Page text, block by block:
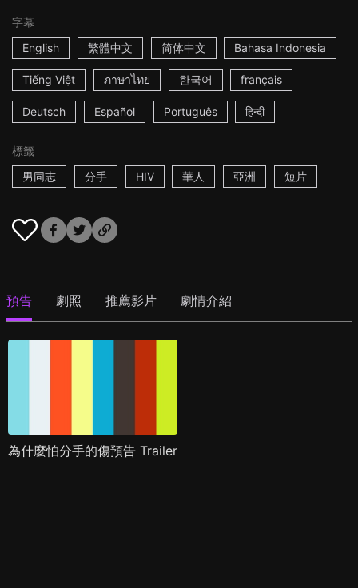
字幕
English
繁體中文 简体中文 Bahasa Indonesia
Tiếng Việt ภาษาไทย 한국어 français
Deutsch Español Português हिन्दी
標籤
男同志
分手 HIV 華人 亞洲 短片
預告 劇照 推薦影片 劇情介紹
為什麼怕分手的傷預告 Trailer